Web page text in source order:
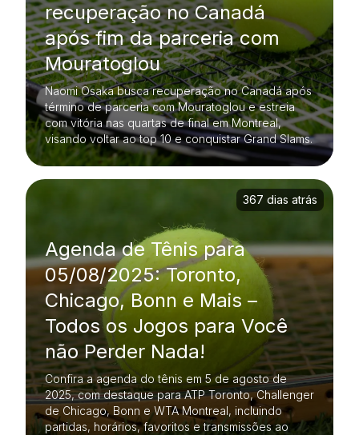
recuperação no Canadá
após fim da parceria com
Mouratoglou
Naomi Osaka busca recuperação no Canadá após
término de parceria com Mouratoglou e estreia
com vitória nas quartas de final em Montreal,
visando voltar ao top 10 e conquistar Grand Slams.
Agenda de Tênis para
05/08/2025: Toronto,
Chicago, Bonn e Mais –
Todos os Jogos para Você
não Perder Nada!
Confira a agenda do tênis em 5 de agosto de
2025, com destaque para ATP Toronto, Challenger
de Chicago, Bonn e WTA Montreal, incluindo
partidas, horários, favoritos e transmissões ao
367 dias atrás